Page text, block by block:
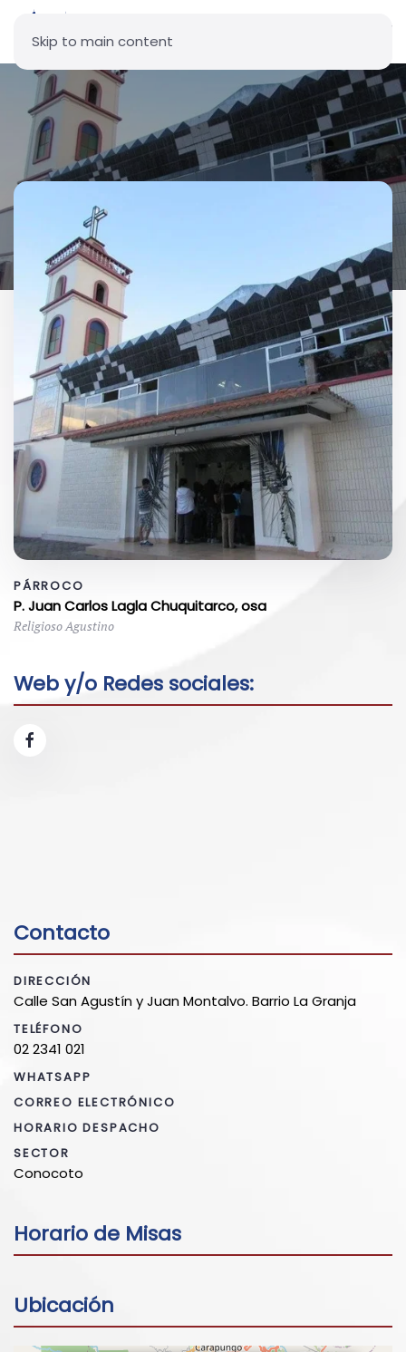
Skip to main content
Parroquia Santa Rita de Casia
PÁRROCO
P. Juan Carlos Lagla Chuquitarco, osa
Religioso Agustino
Web y/o Redes sociales:
Contacto
DIRECCIÓN
Calle San Agustín y Juan Montalvo. Barrio La Granja
TELÉFONO
02 2341 021
WHATSAPP
CORREO ELECTRÓNICO
HORARIO DESPACHO
SECTOR
Conocoto
Horario de Misas
Ubicación